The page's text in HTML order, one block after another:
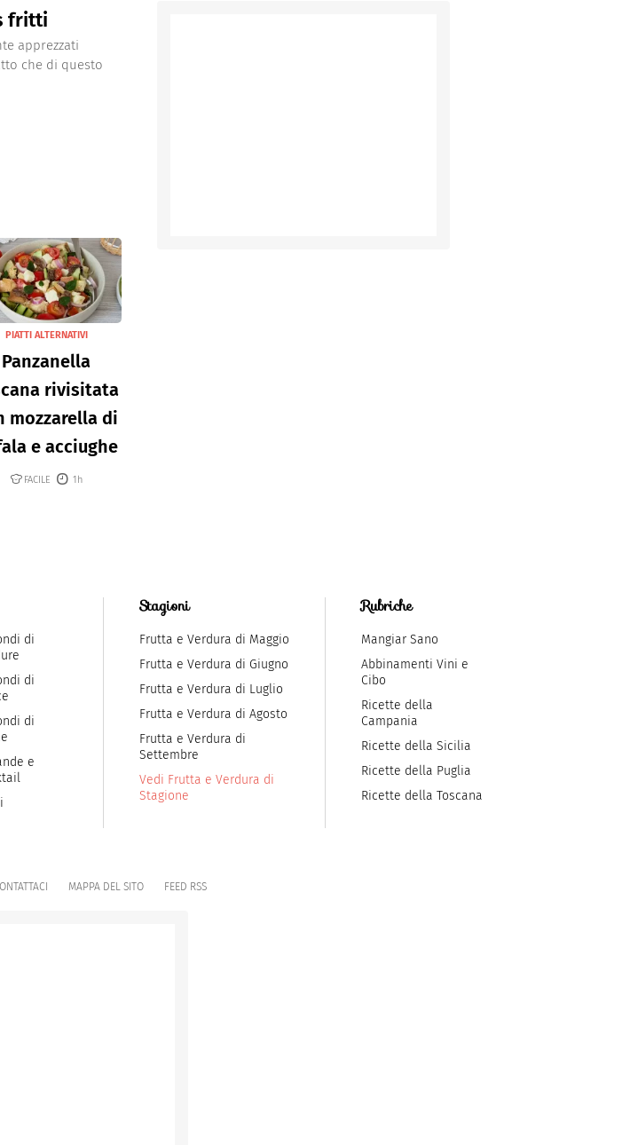
fritti
apprezzati
che di questo
PIATTI ALTERNATIVI
Panzanella
rivisitata
mozzarella di
e acciughe
FACILE 1h
di
di
di
e
Stagioni
Frutta e Verdura di Maggio
Frutta e Verdura di Giugno
Frutta e Verdura di Luglio
Frutta e Verdura di Agosto
Frutta e Verdura di
Settembre
Vedi Frutta e Verdura di
Stagione
Rubriche
Mangiar Sano
Abbinamenti Vini e
Cibo
Ricette della
Campania
Ricette della Sicilia
Ricette della Puglia
Ricette della Toscana
MAPPA DEL SITO FEED RSS